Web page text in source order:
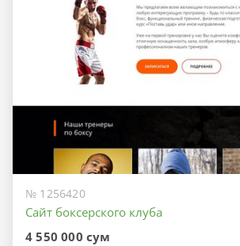
№ 1256420
Сайт боксерского клуба
4 550 000 сум